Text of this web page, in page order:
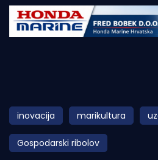
Početna
Obala
Otoci
Turizam i nautika
inovacija marikultura
Gospodarski ribolov